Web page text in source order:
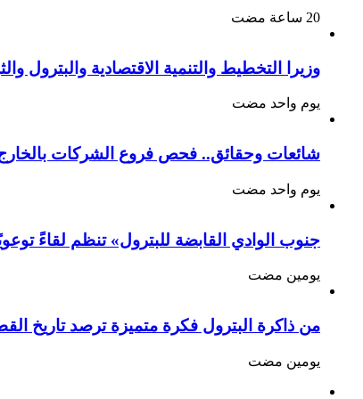
وزيرا التخطيط والتنمية الاقتصادية والبترول
‏يوم واحد مضت
شائعات وحقائق.. فحص فروع الشركات
‏يوم واحد مضت
جنوب الوادي القابضة للبترول» تنظم لقاءً
‏يومين مضت
من ذاكرة البترول فكرة متميزة ترصد تاريخ
‏يومين مضت